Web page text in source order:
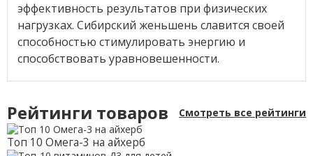
эффективность результатов при физических
нагрузках. Сибирский женьшень славится своей
способностью стимулировать энергию и
способствовать уравновешенности.
Рейтинги товаров Смотреть все рейтинги
Топ 10 Омега-3 на айхерб